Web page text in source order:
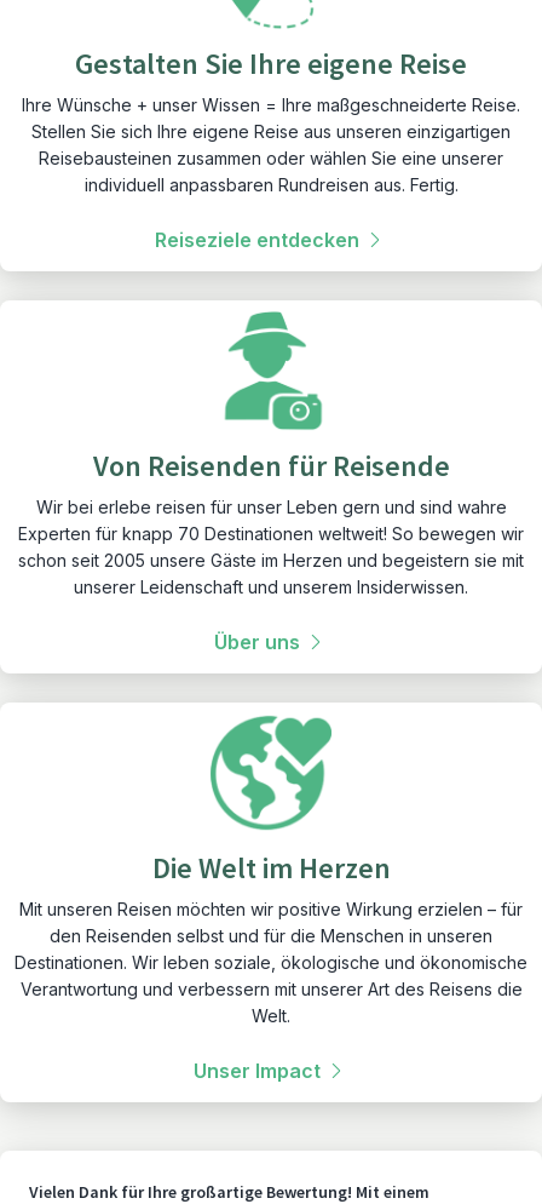
Gestalten Sie Ihre eigene Reise
Ihre Wünsche + unser Wissen = Ihre maßgeschneiderte Reise.
Stellen Sie sich Ihre eigene Reise aus unseren einzigartigen
Reisebausteinen zusammen oder wählen Sie eine unserer
individuell anpassbaren Rundreisen aus. Fertig.
Reiseziele entdecken
Von Reisenden für Reisende
Wir bei erlebe reisen für unser Leben gern und sind wahre
Experten für knapp 70 Destinationen weltweit! So bewegen wir
schon seit 2005 unsere Gäste im Herzen und begeistern sie mit
unserer Leidenschaft und unserem Insiderwissen.
Über uns
Die Welt im Herzen
Mit unseren Reisen möchten wir positive Wirkung erzielen – für
den Reisenden selbst und für die Menschen in unseren
Destinationen. Wir leben soziale, ökologische und ökonomische
Verantwortung und verbessern mit unserer Art des Reisens die
Welt.
Unser Impact
Vielen Dank für Ihre großartige Bewertung! Mit einem